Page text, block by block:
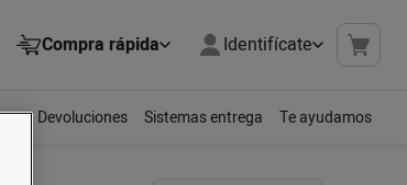
Compra rápida Identifícate
Devoluciones Sistemas entrega Te ayudamos